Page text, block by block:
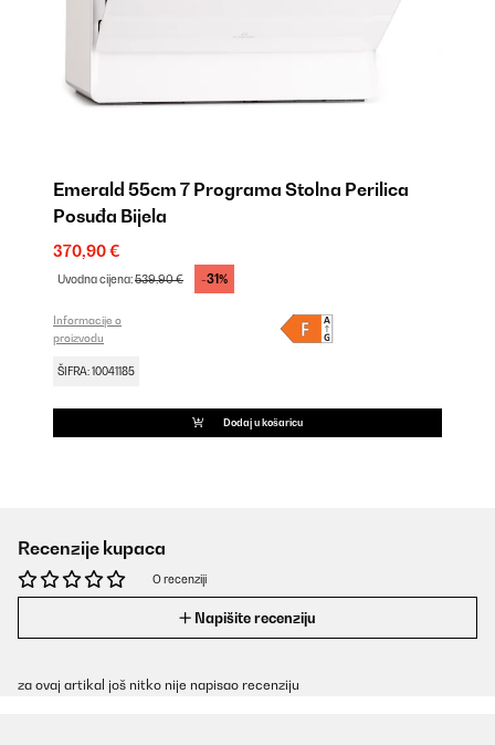
Emerald 55cm 7 Programa Stolna Perilica
Posuđa Bijela
370,90 €
Uvodna cijena:539,90 € -31%
Informacije o
proizvodu
ŠIFRA: 10041185
Dodaj u košaricu
Recenzije kupaca
O recenziji
Napišite recenziju
za ovaj artikal još nitko nije napisao recenziju